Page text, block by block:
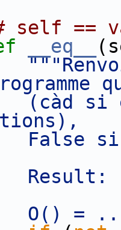
self ==
__eq__
(càd si
False
Result:
O() =